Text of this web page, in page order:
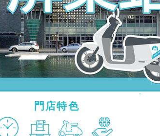
google地
門店特色